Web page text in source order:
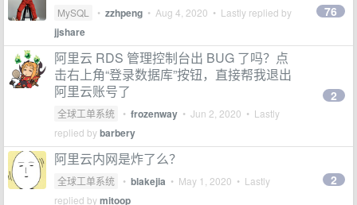
MySQL • zzhpeng • Aug 4, 2020 • Lastly replied by
jjshare
76
阿里云 RDS 管理控制台出 BUG 了吗？点
击右上角“登录数据库”按钮，直接帮我退出
阿里云账号了
全球工单系统 • frozenway • Jun 2, 2020 • Lastly
replied bybarbery
2
阿里云内网是炸了么？
全球工单系统 • blakejia • May 1, 2020 • Lastly
replied bymitoop
2